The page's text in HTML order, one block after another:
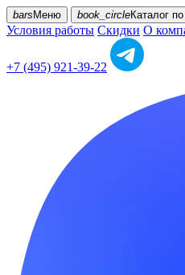
bars Меню book_circleКаталог
Условия работы Скидки О
+7 (495) 921-39-22